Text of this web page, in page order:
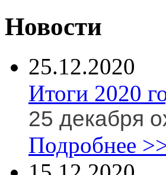
Новости
25.12.2020
Итоги 2020
25 декабря
Подробнее